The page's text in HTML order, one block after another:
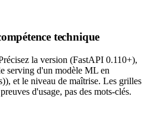
technique
la version (FastAPI 0.110+),
serving d'un modèle ML en
et le niveau de maîtrise. Les grilles
d'usage, pas des mots-clés.